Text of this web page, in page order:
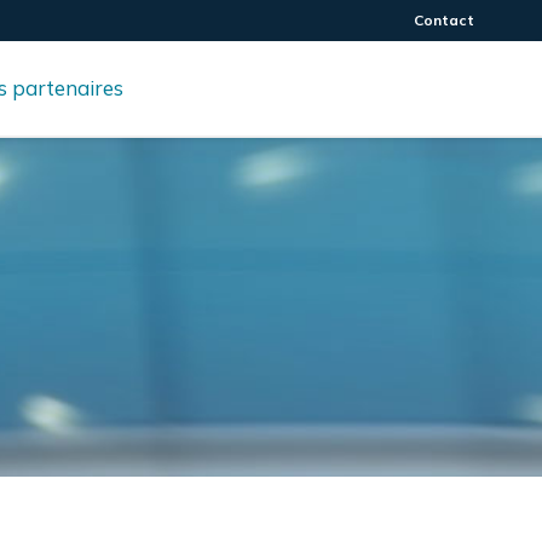
Contact
partenaires